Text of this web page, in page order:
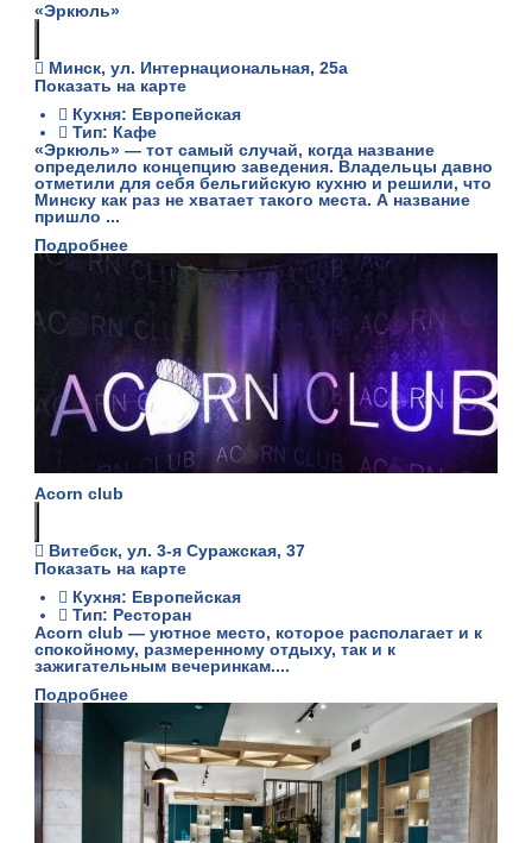
«Эркюль»
Минск, ул. Интернациональная, 25а
Показать на карте
Кухня: Европейская
Тип: Кафе
«Эркюль» — тот самый случай, когда название
определило концепцию заведения. Владельцы давно
отметили для себя бельгийскую кухню и решили, что
Минску как раз не хватает такого места. А название
пришло ...
Подробнее
Acorn club
Витебск, ул. 3-я Суражская, 37
Показать на карте
Кухня: Европейская
Тип: Ресторан
Acorn club — уютное место, которое располагает и к
спокойному, размеренному отдыху, так и к
зажигательным вечеринкам....
Подробнее